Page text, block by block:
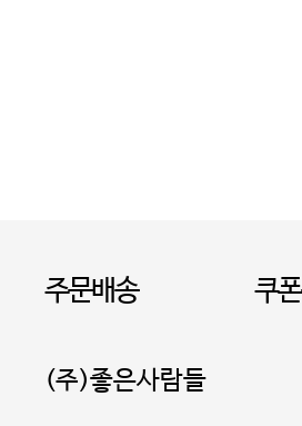
주문배송 쿠
(주)좋은사람들